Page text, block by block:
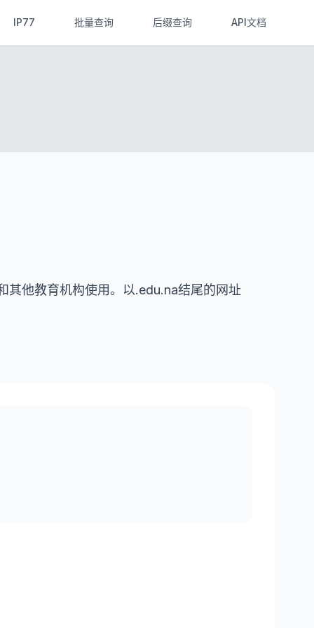
IP77 批量查询 后缀查询 API文档
其他教育机构使用。以.edu.na结尾的网址